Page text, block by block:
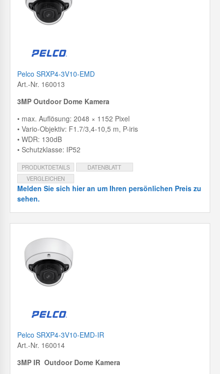
Pelco SRXP4-3V10-EMD
Art.-Nr. 160013
3MP Outdoor Dome Kamera
• max. Auflösung: 2048 × 1152 Pixel
• Vario-Objektiv: F1.7/3,4-10,5 m, P-iris
• WDR: 130dB
• Schutzklasse: IP52
PRODUKTDETAILS
DATENBLATT
VERGLEICHEN
Melden Sie sich hier an um Ihren persönlichen Preis zu
sehen.
Pelco SRXP4-3V10-EMD-IR
Art.-Nr. 160014
3MP IR Outdoor Dome Kamera